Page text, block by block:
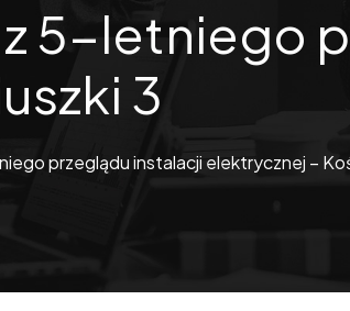
5-letniego
3
przeglądu instalacji elektrycznej –